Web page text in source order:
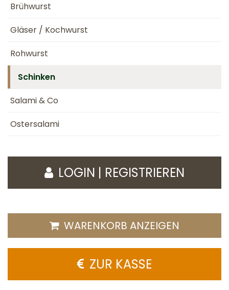
Brühwurst
Gläser / Kochwurst
Rohwurst
Schinken
Salami & Co
Ostersalami
LOGIN | REGISTRIEREN
WARENKORB ANZEIGEN
ZUR KASSE